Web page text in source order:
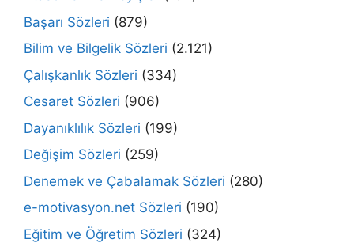
Başarı Sözleri (879)
Bilim ve Bilgelik Sözleri (2.121)
Çalışkanlık Sözleri (334)
Cesaret Sözleri (906)
Dayanıklılık Sözleri (199)
Değişim Sözleri (259)
Denemek ve Çabalamak Sözleri (280)
e-motivasyon.net Sözleri (190)
Eğitim ve Öğretim Sözleri (324)